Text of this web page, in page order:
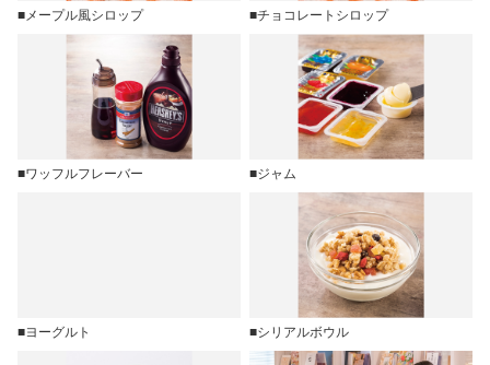
■メープル風シロップ ■チョコレートシロップ
■ワッフルフレーバー ■ジャム
■ヨーグルト ■シリアルボウル